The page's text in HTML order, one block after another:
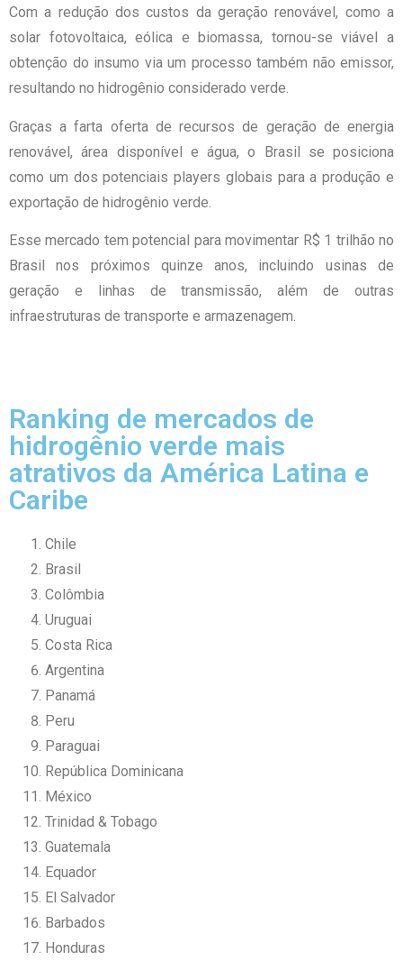
Com a redução dos custos da geração renovável, como a
solar fotovoltaica, eólica e biomassa, tornou-se viável a
obtenção do insumo via um processo também não emissor,
resultando no hidrogênio considerado verde.
Graças a farta oferta de recursos de geração de energia
renovável, área disponível e água, o Brasil se posiciona
como um dos potenciais players globais para a produção e
exportação de hidrogênio verde.
Esse mercado tem potencial para movimentar R$ 1 trilhão no
Brasil nos próximos quinze anos, incluindo usinas de
geração e linhas de transmissão, além de outras
infraestruturas de transporte e armazenagem.
Ranking de mercados de
hidrogênio verde mais
atrativos da América Latina e
Caribe
Chile
Brasil
Colômbia
Uruguai
Costa Rica
Argentina
Panamá
Peru
Paraguai
República Dominicana
México
Trinidad & Tobago
Guatemala
Equador
El Salvador
Barbados
Honduras